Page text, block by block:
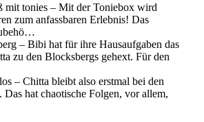
mit tonies – Mit der Toniebox wird
zum anfassbaren Erlebnis! Das
– Bibi hat für ihre Hausaufgaben das
zu den Blocksbergs gehext. Für den
– Chitta bleibt also erstmal bei den
Das hat chaotische Folgen, vor allem,